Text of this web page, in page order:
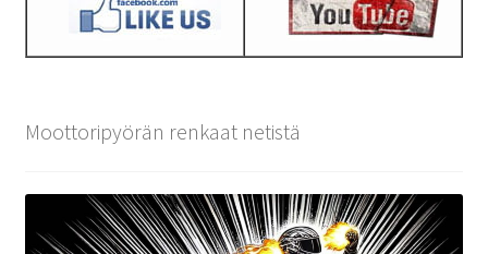
Moottoripyörän renkaat netistä